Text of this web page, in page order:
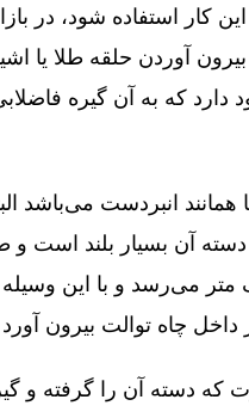
کار استفاده شود، در
آوردن حلقه طلا یا
دارد که به آن گیره
همانند انبردست می‌باشد
آن بسیار بلند است و
متر می‌رسد و با این
داخل چاه توالت بیرون آورد
که دسته آن را گرفته و